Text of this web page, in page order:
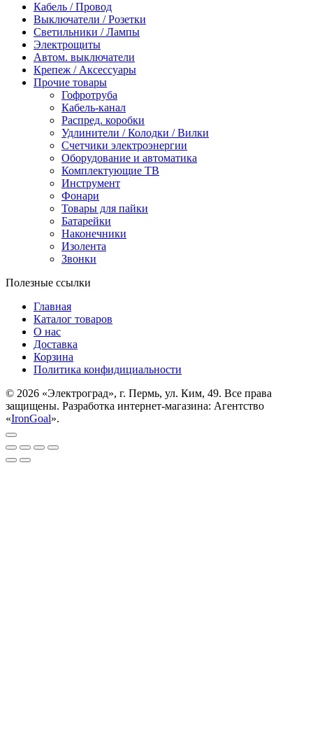
Кабель / Провод
Выключатели / Розетки
Светильники / Лампы
Электрощиты
Автом. выключатели
Крепеж / Аксессуары
Прочие товары
Гофротруба
Кабель-канал
Распред. коробки
Удлинители / Колодки / Вилки
Счетчики электроэнергии
Оборудование и автоматика
Комплектующие ТВ
Инструмент
Фонари
Товары для пайки
Батарейки
Наконечники
Изолента
Звонки
Полезные ссылки
Главная
Каталог товаров
О нас
Доставка
Корзина
Политика конфидициальности
© 2026 «Электроград», г. Пермь, ул. Ким, 49. Все права
защищены. Разработка интернет-магазина: Агентство
«IronGoal».